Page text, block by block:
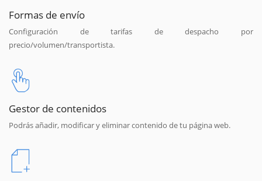
Formas de envío
Configuración de tarifas de despacho por
precio/volumen/transportista.
Gestor de contenidos
Podrás añadir, modificar y eliminar contenido de tu página web.